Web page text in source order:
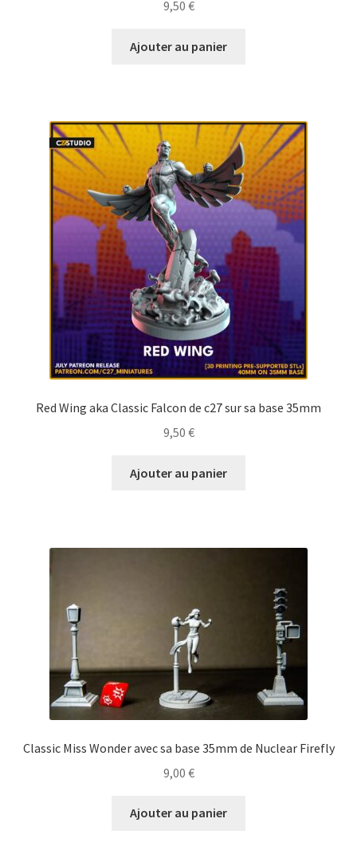
9,50 €
Ajouter au panier
Red Wing aka Classic Falcon de c27 sur sa base 35mm
9,50 €
Ajouter au panier
Classic Miss Wonder avec sa base 35mm de Nuclear Firefly
9,00 €
Ajouter au panier